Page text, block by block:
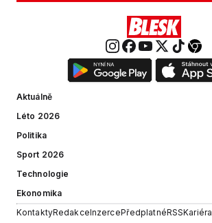
Aktuálně
Léto 2026
Politika
Sport 2026
Technologie
Ekonomika
KontaktyRedakceInzercePředplatnéRSSKariéra